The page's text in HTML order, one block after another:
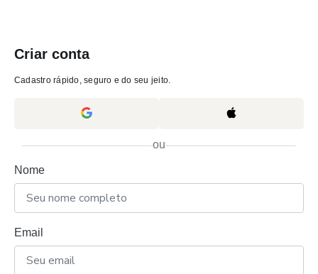
Criar conta
Cadastro rápido, seguro e do seu jeito.
ou
Nome
Email